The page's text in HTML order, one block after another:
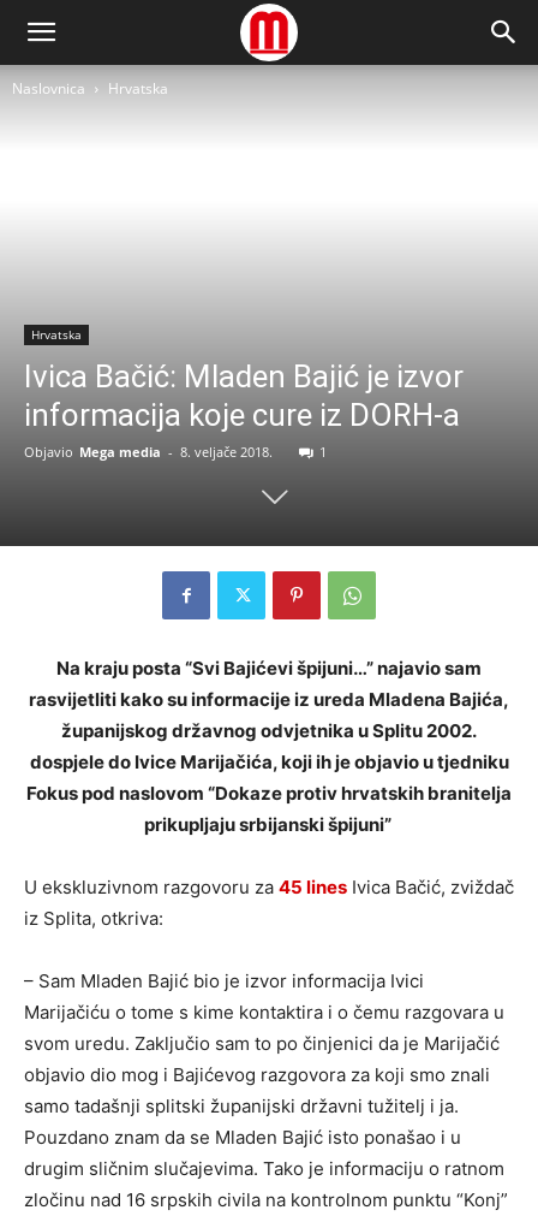
Naslovnica Hrvatska
Hrvatska
Ivica Bačić: Mladen Bajić je izvor
informacija koje cure iz DORH-a
Objavio Mega media - 8. veljače 2018. 1
Na kraju posta “Svi Bajićevi špijuni…” najavio sam
rasvijetliti kako su informacije iz ureda Mladena Bajića,
županijskog državnog odvjetnika u Splitu 2002.
dospjele do Ivice Marijačića, koji ih je objavio u tjedniku
Fokus pod naslovom “Dokaze protiv hrvatskih branitelja
prikupljaju srbijanski špijuni”
U ekskluzivnom razgovoru za 45 lines Ivica Bačić, zviždač
iz Splita, otkriva:
– Sam Mladen Bajić bio je izvor informacija Ivici
Marijačiću o tome s kime kontaktira i o čemu razgovara u
svom uredu. Zaključio sam to po činjenici da je Marijačić
objavio dio mog i Bajićevog razgovora za koji smo znali
samo tadašnji splitski županijski državni tužitelj i ja.
Pouzdano znam da se Mladen Bajić isto ponašao i u
drugim sličnim slučajevima. Tako je informaciju o ratnom
zločinu nad 16 srpskih civila na kontrolnom punktu “Konj”